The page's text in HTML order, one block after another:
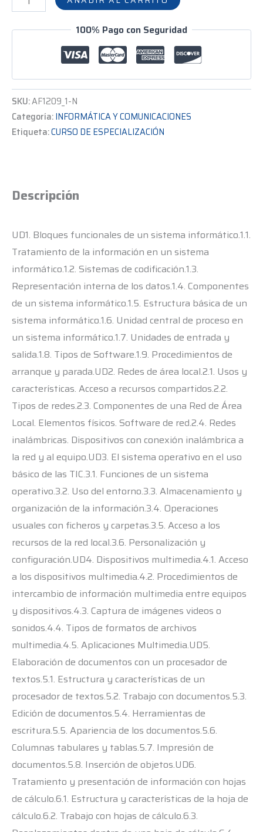
100% Pago con Seguridad
SKU:AF1209_1-N
Categoría:INFORMÁTICA Y COMUNICACIONES
Etiqueta:CURSO DE ESPECIALIZACIÓN
Descripción
UD1. Bloques funcionales de un sistema informático.1.1.
Tratamiento de la información en un sistema
informático.1.2. Sistemas de codificación.1.3.
Representación interna de los datos.1.4. Componentes
de un sistema informático.1.5. Estructura básica de un
sistema informático.1.6. Unidad central de proceso en
un sistema informático.1.7. Unidades de entrada y
salida.1.8. Tipos de Software.1.9. Procedimientos de
arranque y parada.UD2. Redes de área local.2.1. Usos y
características. Acceso a recursos compartidos.2.2.
Tipos de redes.2.3. Componentes de una Red de Área
Local. Elementos físicos. Software de red.2.4. Redes
inalámbricas. Dispositivos con conexión inalámbrica a
la red y al equipo.UD3. El sistema operativo en el uso
básico de las TIC.3.1. Funciones de un sistema
operativo.3.2. Uso del entorno.3.3. Almacenamiento y
organización de la información.3.4. Operaciones
usuales con ficheros y carpetas.3.5. Acceso a los
recursos de la red local.3.6. Personalización y
configuración.UD4. Dispositivos multimedia.4.1. Acceso
a los dispositivos multimedia.4.2. Procedimientos de
intercambio de información multimedia entre equipos
y dispositivos.4.3. Captura de imágenes videos o
sonidos.4.4. Tipos de formatos de archivos
multimedia.4.5. Aplicaciones Multimedia.UD5.
Elaboración de documentos con un procesador de
textos.5.1. Estructura y características de un
procesador de textos.5.2. Trabajo con documentos.5.3.
Edición de documentos.5.4. Herramientas de
escritura.5.5. Apariencia de los documentos.5.6.
Columnas tabulares y tablas.5.7. Impresión de
documentos.5.8. Inserción de objetos.UD6.
Tratamiento y presentación de información con hojas
de cálculo.6.1. Estructura y características de la hoja de
cálculo.6.2. Trabajo con hojas de cálculo.6.3.